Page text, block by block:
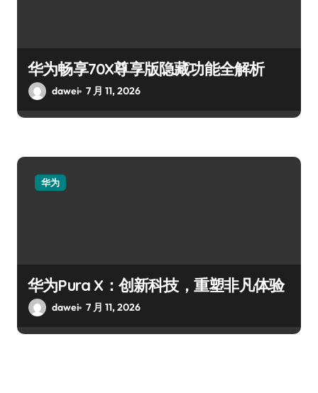
华为畅享70X尊享版隐藏功能全解析
dawei 7 月 11, 2026
华为
华为Pura X：创新科技，重塑非凡体验
dawei 7 月 11, 2026